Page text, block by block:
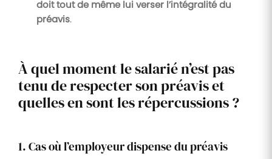
doit tout de même lui verser l’intégralité du
préavis.
À quel moment le salarié n’est pas
tenu de respecter son préavis et
quelles en sont les répercussions ?
1. Cas où l’employeur dispense du préavis